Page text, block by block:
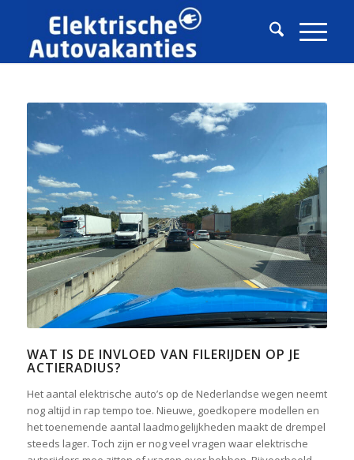
WAT IS DE INVLOED VAN FILERIJDEN OP JE
ACTIERADIUS?
Het aantal elektrische auto’s op de Nederlandse wegen neemt
nog altijd in rap tempo toe. Nieuwe, goedkopere modellen en
het toenemende aantal laadmogelijkheden maakt de drempel
steeds lager. Toch zijn er nog veel vragen waar elektrische